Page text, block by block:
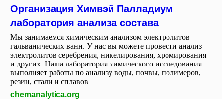
Организация Химвэй Палладиум
лаборатория анализа состава
Мы занимаемся химическим анализом электролитов
гальванических ванн. У нас вы можете провести анализ
электролитов серебрения, никелирования, хромирования
и других. Наша лаборатория химического исследования
выполняет работы по анализу воды, почвы, полимеров,
резин, стали и сплавов
chemanalytica.org